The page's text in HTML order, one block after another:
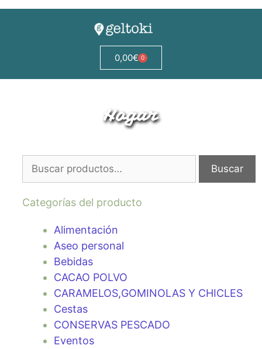
0,00€ 0
Hogar
Buscar
Categorías del producto
Alimentación
Aseo personal
Bebidas
CACAO POLVO
CARAMELOS,GOMINOLAS Y CHICLES
Cestas
CONSERVAS PESCADO
Eventos